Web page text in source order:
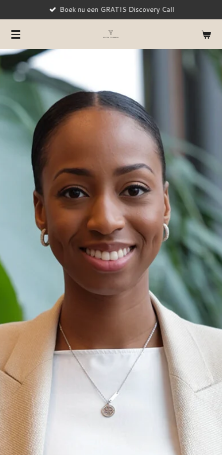
naar
de
hoofdinhoud
Boek nu een GRATIS Discovery Call